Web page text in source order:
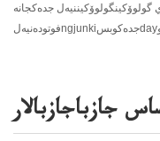
گولوۆكينگولوۆكيننيەل جدەكجانە
جازباجازبالار